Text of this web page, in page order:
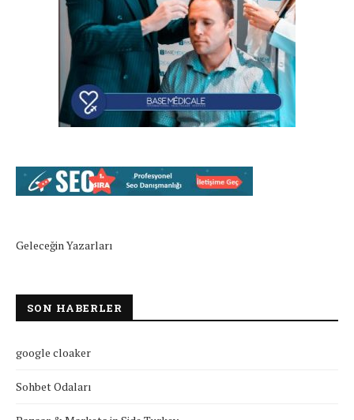
Geleceğin Yazarları
SON HABERLER
google cloaker
Sohbet Odaları